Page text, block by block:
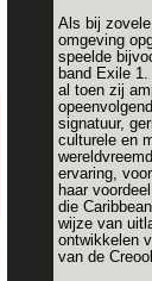
Als bij
omgeving
speelde
band Exile
al toen zij
signatuur,
culturele en
ervaring,
haar
die
wijze van
ontwikkelen
van de